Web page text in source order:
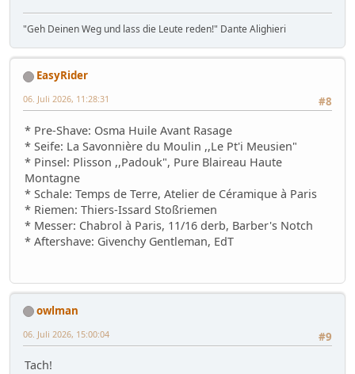
"Geh Deinen Weg und lass die Leute reden!" Dante Alighieri
EasyRider
#8
06. Juli 2026, 11:28:31
* Pre-Shave: Osma Huile Avant Rasage
* Seife: La Savonnière du Moulin ,,Le Pt'i Meusien"
* Pinsel: Plisson ,,Padouk", Pure Blaireau Haute
Montagne
* Schale: Temps de Terre, Atelier de Céramique à Paris
* Riemen: Thiers-Issard Stoßriemen
* Messer: Chabrol à Paris, 11/16 derb, Barber's Notch
* Aftershave: Givenchy Gentleman, EdT
owlman
#9
06. Juli 2026, 15:00:04
Tach!